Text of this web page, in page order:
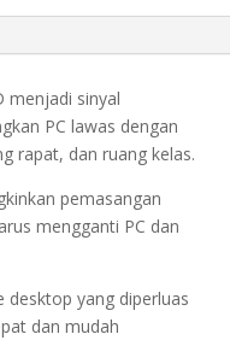
menjadi sinyal
PC lawas dengan
rapat, dan ruang kelas.
pemasangan
mengganti PC dan
yang diperluas
dan mudah